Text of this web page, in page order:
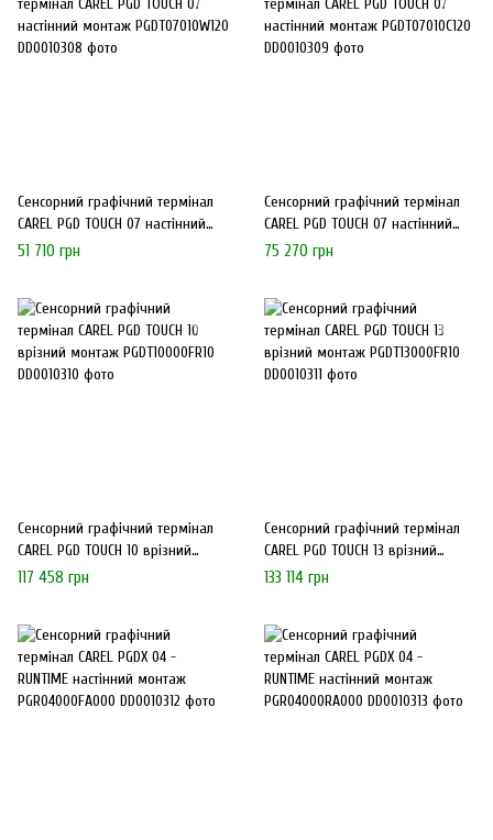
Сенсорний графічний термінал
CAREL PGD TOUCH 07 настінний
монтаж PGDT07010W120
51 710 грн
Сенсорний графічний термінал
CAREL PGD TOUCH 07 настінний
монтаж PGDT07010C120
75 270 грн
Сенсорний графічний термінал
CAREL PGD TOUCH 10 врізний
монтаж PGDT10000FR10
117 458 грн
Сенсорний графічний термінал
CAREL PGD TOUCH 13 врізний
монтаж PGDT13000FR10
133 114 грн